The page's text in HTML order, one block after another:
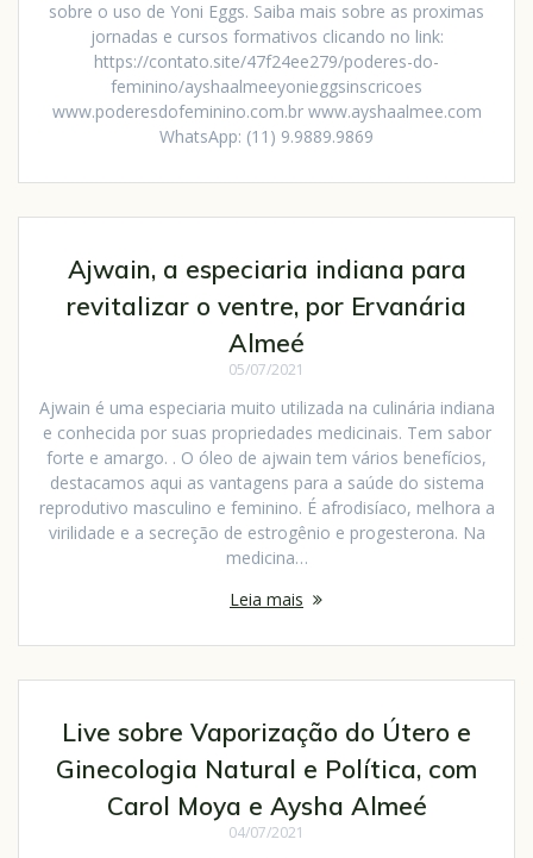
sobre o uso de Yoni Eggs. Saiba mais sobre as proximas
jornadas e cursos formativos clicando no link:
https://contato.site/47f24ee279/poderes-do-
feminino/ayshaalmeeyonieggsinscricoes
www.poderesdofeminino.com.br www.ayshaalmee.com
WhatsApp: (11) 9.9889.9869
Ajwain, a especiaria indiana para
revitalizar o ventre, por Ervanária
Almeé
05/07/2021
Ajwain é uma especiaria muito utilizada na culinária indiana
e conhecida por suas propriedades medicinais. Tem sabor
forte e amargo. . O óleo de ajwain tem vários benefícios,
destacamos aqui as vantagens para a saúde do sistema
reprodutivo masculino e feminino. É afrodisíaco, melhora a
virilidade e a secreção de estrogênio e progesterona. Na
medicina…
Leia mais
Live sobre Vaporização do Útero e
Ginecologia Natural e Política, com
Carol Moya e Aysha Almeé
04/07/2021